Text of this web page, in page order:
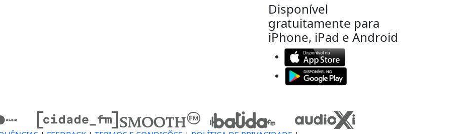
Disponível
gratuitamente para
iPhone, iPad e Android